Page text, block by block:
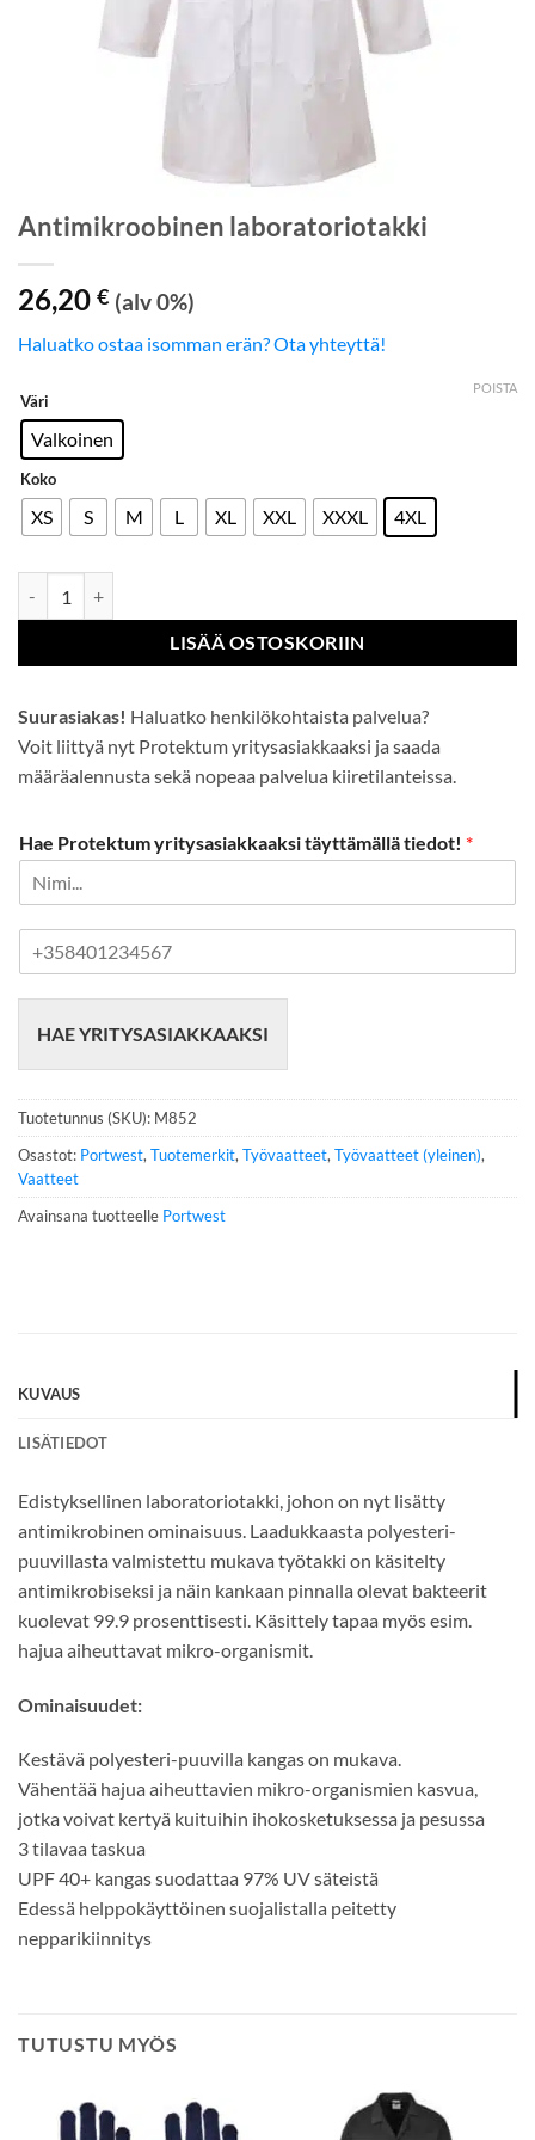
Antimikroobinen laboratoriotakki
26,20 € (alv 0%)
Haluatko ostaa isomman erän? Ota yhteyttä!
Väri
Valkoinen
Koko
XS S M L XL XXL XXXL 4XL
POISTA
LISÄÄ OSTOSKORIIN
Suurasiakas! Haluatko henkilökohtaista palvelua?
Voit liittyä nyt Protektum yritysasiakkaaksi ja saada
määräalennusta sekä nopeaa palvelua kiiretilanteissa.
Hae Protektum yritysasiakkaaksi täyttämällä tiedot! *
n
u
m
e
r
o
HAE YRITYSASIAKKAAKSI
Tuotetunnus (SKU): M852
Osastot: Portwest, Tuotemerkit, Työvaatteet, Työvaatteet (yleinen),
Vaatteet
Avainsana tuotteelle Portwest
KUVAUS
LISÄTIEDOT
Edistyksellinen laboratoriotakki, johon on nyt lisätty
antimikrobinen ominaisuus. Laadukkaasta polyesteri-
puuvillasta valmistettu mukava työtakki on käsitelty
antimikrobiseksi ja näin kankaan pinnalla olevat bakteerit
kuolevat 99.9 prosenttisesti. Käsittely tapaa myös esim.
hajua aiheuttavat mikro-organismit.
Ominaisuudet:
Kestävä polyesteri-puuvilla kangas on mukava.
Vähentää hajua aiheuttavien mikro-organismien kasvua,
jotka voivat kertyä kuituihin ihokosketuksessa ja pesussa
3 tilavaa taskua
UPF 40+ kangas suodattaa 97% UV säteistä
Edessä helppokäyttöinen suojalistalla peitetty
nepparikiinnitys
TUTUSTU MYÖS